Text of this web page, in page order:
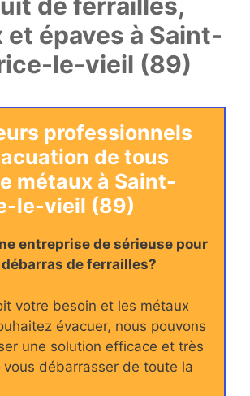
et épaves à Saint-
le-vieil (89)
professionnels
de tous
métaux à Saint-
le-vieil (89)
entreprise de sérieuse pour
de ferrailles?
votre besoin et les métaux
évacuer, nous pouvons
une solution efficace et très
vous débarrasser de toute la